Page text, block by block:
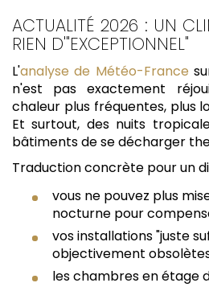
ACTUALITÉ 2026 : UN
RIEN D'"EXCEPTIONNEL"
L'analyse de Météo-France
n'est pas exactement
chaleur plus fréquentes, plus
Et surtout, des nuits
bâtiments de se décharger
Traduction concrète pour un
vous ne pouvez plus
nocturne pour
vos installations "juste
objectivement
les chambres en étage